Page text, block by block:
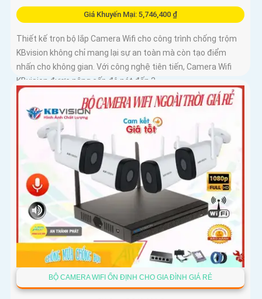
Giá Khuyến Mại: 5,746,400 ₫
Thiết kế trọn bộ lắp Camera Wifi cho công trình chống trộm
KBvision không chỉ mang lại sự an toàn mà còn tạo điểm
nhấn cho không gian. Với công nghệ tiên tiến, Camera Wifi
KBvision được nâng cấp độ nét đến 2
BỘ CAMERA WIFI ỔN ĐỊNH CHO GIA ĐÌNH GIÁ RẺ